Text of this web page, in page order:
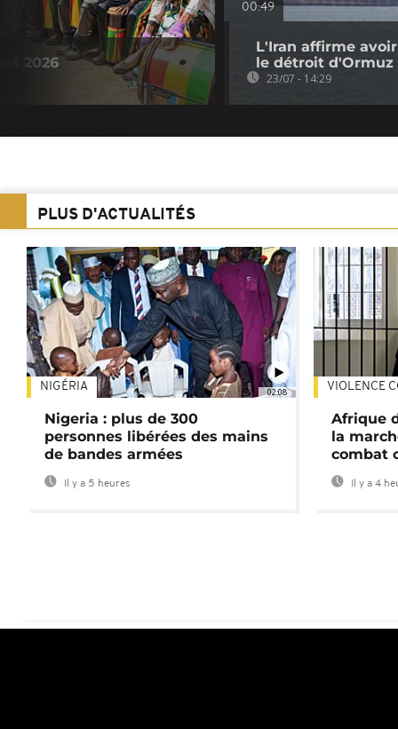
2026
00:49
L'Iran affirme
le détroit d'Ormuz
23/07 - 14:29
PLUS D'ACTUALITÉS
02:08
NIGÉRIA
Nigeria : plus de 300
personnes libérées des mains
de bandes armées
Il y a 5 heures
VIOLENCE
Afrique
la
combat
Il y a 4